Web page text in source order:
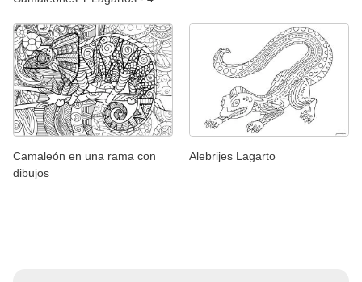
Camaleón en una rama con
dibujos
Alebrijes Lagarto